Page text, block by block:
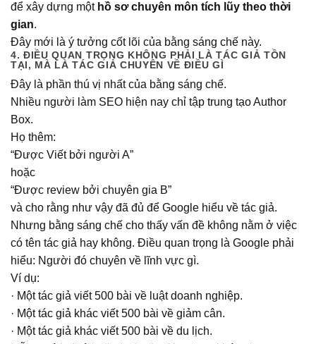
để xây dựng một hồ sơ chuyên môn tích lũy theo thời
gian.
Đây mới là ý tưởng cốt lõi của bằng sáng chế này.
4. ĐIỀU QUAN TRỌNG KHÔNG PHẢI LÀ TÁC GIẢ TỒN
TẠI, MÀ LÀ TÁC GIẢ CHUYÊN VỀ ĐIỀU GÌ
Đây là phần thú vị nhất của bằng sáng chế.
Nhiều người làm SEO hiện nay chỉ tập trung tạo Author
Box.
Họ thêm:
“Được Viết bởi người A”
hoặc
“Được review bởi chuyên gia B”
và cho rằng như vậy đã đủ để Google hiểu về tác giả.
Nhưng bằng sáng chế cho thấy vấn đề không nằm ở việc
có tên tác giả hay không. Điều quan trọng là Google phải
hiểu: Người đó chuyên về lĩnh vực gì.
Ví dụ:
· Một tác giả viết 500 bài về luật doanh nghiệp.
· Một tác giả khác viết 500 bài về giảm cân.
· Một tác giả khác viết 500 bài về du lịch.